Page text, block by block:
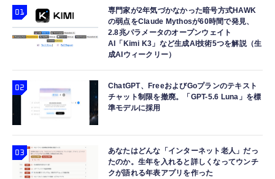
100000651POF_4Y CP1741
￥68,889
Samsung 8GB DDR4 2666MHz PC4-21300
(PC4-2666V) CL19 SODIMM 1Rx8 シングル
ランク 1.2V 260ピン ノートパソコン、ノート
ブック RAMメモリ (整備済み品)
￥7,500
￥28,780
エレコム WiFi 無線LAN 中継器 Wi-Fi6 11ax
WTC-W602-W
￥6,280
類ノズル付き Type-C充電式 コードレス 小型
軽量 ブロワー PC掃除 キーボード 車内清掃
洗車 空気入れ 家庭用 日本語取扱説明書付き
￥2,980
タッチペン タブレット ペン Pycuse 2026全
機種対応12g超轻量 スタイラスペン i
Phone/Android/スマホ汎用（ホワイト）
￥2,299
専門家が2年気づかなかった暗号方式HAWK
の弱点をClaude Mythosが60時間で発見、
2.8兆パラメータのオープンウェイト
AI「Kimi K3」など生成AI技術5つを解説（生
成AIウィークリー）
ChatGPT、FreeおよびGoプランのテキスト
チャット制限を撤廃。「GPT-5.6 Luna」を標
準モデルに採用
あなたはどんな「インターネット老人」だっ
たのか。生年を入れると詳しくなってウンチ
クが語れる年表アプリを作った